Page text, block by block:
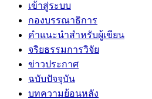
เข้าสู่ระบบ
กองบรรณาธิการ
คำแนะนำสำหรับผู้เขียน
จริยธรรมการวิจัย
ข่าวประกาศ
ฉบับปัจจุบัน
บทความย้อนหลัง